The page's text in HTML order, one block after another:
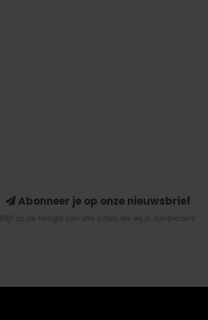
Abonneer je op onze nieuwsbrief
Blijf op de hoogte van alle acties die wij je aanbieden!